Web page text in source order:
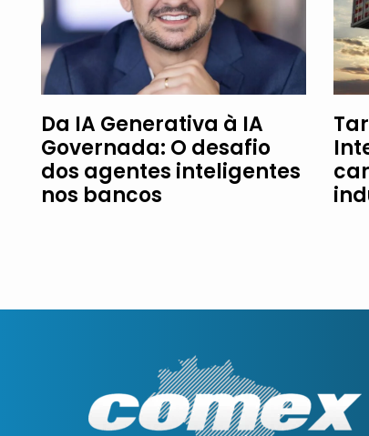
Da IA Generativa à IA
Governada: O desafio
dos agentes inteligentes
nos bancos